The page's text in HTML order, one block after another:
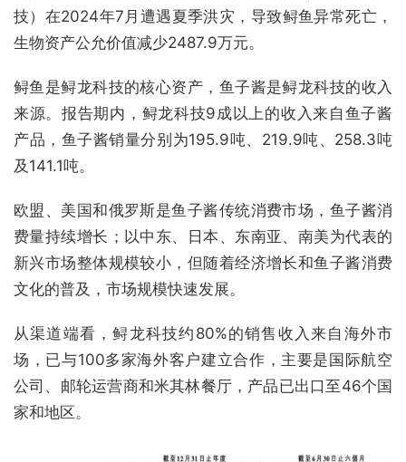
技）在2024年7月遭遇夏季洪灾，导致鲟鱼异常死亡，
生物资产公允价值减少2487.9万元。
鲟鱼是鲟龙科技的核心资产，鱼子酱是鲟龙科技的收入
来源。报告期内，鲟龙科技9成以上的收入来自鱼子酱
产品，鱼子酱销量分别为195.9吨、219.9吨、258.3吨
及141.1吨。
欧盟、美国和俄罗斯是鱼子酱传统消费市场，鱼子酱消
费量持续增长；以中东、日本、东南亚、南美为代表的
新兴市场整体规模较小，但随着经济增长和鱼子酱消费
文化的普及，市场规模快速发展。
从渠道端看，鲟龙科技约80%的销售收入来自海外市
场，已与100多家海外客户建立合作，主要是国际航空
公司、邮轮运营商和米其林餐厅，产品已出口至46个国
家和地区。